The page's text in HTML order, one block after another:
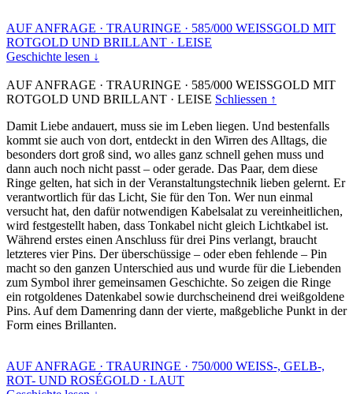
AUF ANFRAGE · TRAURINGE · 585/000 WEISSGOLD MIT
ROTGOLD UND BRILLANT · LEISE
Geschichte lesen ↓
AUF ANFRAGE · TRAURINGE · 585/000 WEISSGOLD MIT
ROTGOLD UND BRILLANT · LEISE Schliessen ↑
Damit Liebe andauert, muss sie im Leben liegen. Und bestenfalls
kommt sie auch von dort, entdeckt in den Wirren des Alltags, die
besonders dort groß sind, wo alles ganz schnell gehen muss und
dann auch noch nicht passt – oder gerade. Das Paar, dem diese
Ringe gelten, hat sich in der Veranstaltungstechnik lieben gelernt. Er
verantwortlich für das Licht, Sie für den Ton. Wer nun einmal
versucht hat, den dafür notwendigen Kabelsalat zu vereinheitlichen,
wird festgestellt haben, dass Tonkabel nicht gleich Lichtkabel ist.
Während erstes einen Anschluss für drei Pins verlangt, braucht
letzteres vier Pins. Der überschüssige – oder eben fehlende – Pin
macht so den ganzen Unterschied aus und wurde für die Liebenden
zum Symbol ihrer gemeinsamen Geschichte. So zeigen die Ringe
ein rotgoldenes Datenkabel sowie durchscheinend drei weißgoldene
Pins. Auf dem Damenring dann der vierte, maßgebliche Punkt in der
Form eines Brillanten.
AUF ANFRAGE · TRAURINGE · 750/000 WEISS-, GELB-,
ROT- UND ROSÉGOLD · LAUT